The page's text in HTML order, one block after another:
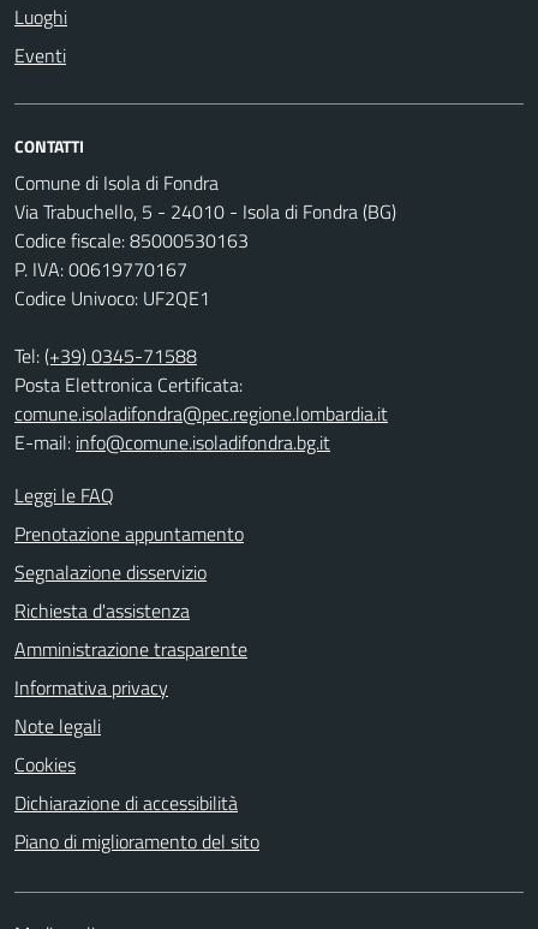
Luoghi
Eventi
CONTATTI
Comune di Isola di Fondra
Via Trabuchello, 5 - 24010 - Isola di Fondra (BG)
Codice fiscale: 85000530163
P. IVA: 00619770167
Codice Univoco: UF2QE1
Tel:(+39) 0345-71588
Posta Elettronica Certificata:
comune.isoladifondra@pec.regione.lombardia.it
E-mail: info@comune.isoladifondra.bg.it
Leggi le FAQ
Prenotazione appuntamento
Segnalazione disservizio
Richiesta d'assistenza
Amministrazione trasparente
Informativa privacy
Note legali
Cookies
Dichiarazione di accessibilità
Piano di miglioramento del sito